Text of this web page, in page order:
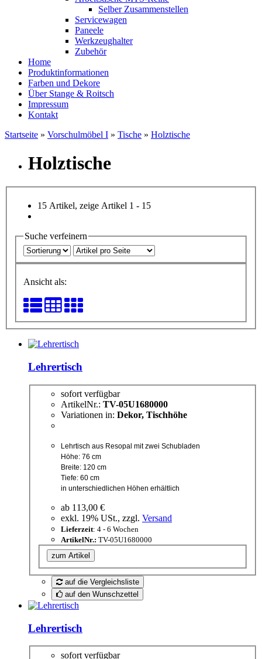
Selber Zusammenstellen
Servicewagen
Paneele
Werkzeughalter
Zubehör
Home
Produktinformationen
Farben und Dekore
Über Stange & Roitsch
Impressum
Kontakt
Startseite » Vorschulmöbel I » Tische » Holztische
Holztische
15 Artikel, zeige Artikel 1 - 15
Suche verfeinern
Ansicht als:
Lehrertisch
sofort verfügbar
ArtikelNr.: TV-05U1680000
Variationen in: Dekor, Tischhöhe
Lehrtisch aus Resopal mit zwei Schubladen
Höhe: 76 cm
Breite: 120 cm
Tiefe: 60 cm
in unterschiedlichen Höhen erhältlich
ab 113,00 €
exkl. 19% USt., zzgl. Versand
Lieferzeit: 4 - 6 Wochen
ArtikelNr.: TV-05U1680000
zum Artikel
auf die Vergleichsliste
auf den Wunschzettel
Lehrertisch
sofort verfügbar